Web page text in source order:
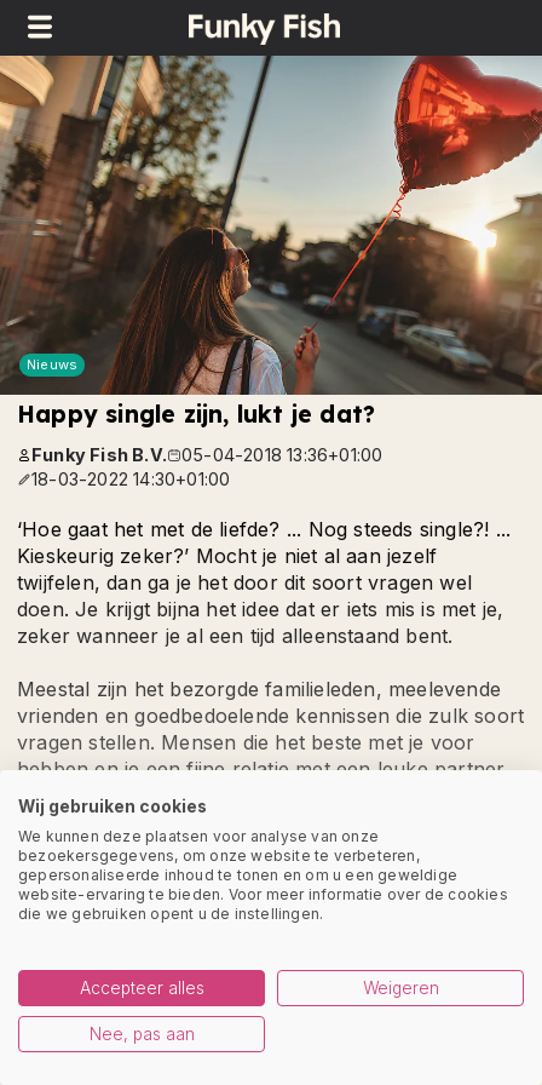
Nieuws
Happy single zijn, lukt je dat?
Funky Fish B.V.
05-04-2018 13:36+01:00
18-03-2022 14:30+01:00
‘Hoe gaat het met de liefde? ... Nog steeds single?! ...
Kieskeurig zeker?’ Mocht je niet al aan jezelf
twijfelen, dan ga je het door dit soort vragen wel
doen. Je krijgt bijna het idee dat er iets mis is met je,
zeker wanneer je al een tijd alleenstaand bent.
Meestal zijn het bezorgde familieleden, meelevende
vrienden en goedbedoelende kennissen die zulk soort
vragen stellen. Mensen die het beste met je voor
hebben en je een fijne relatie met een leuke partner
gunnen. Zij beseffen niet dat ze zout in de wond
strooien met hun vragen, dat ze de moedeloosheid
die je als single kunt ervaren hiermee versterken.
Hoe ouder je bent, hoe pijnlijker je vragen over je
single-zijn kunt ervaren, zeker wanneer je ook een
kinderwens hebt.
Overal happy singles en verliefde koppels
Sociale media maken het er niet beter op. Op
Facebook of Instagram zie je foto’s en filmpjes van
Wij gebruiken cookies
We kunnen deze plaatsen voor analyse van onze
bezoekersgegevens, om onze website te verbeteren,
gepersonaliseerde inhoud te tonen en om u een geweldige
website-ervaring te bieden. Voor meer informatie over de cookies
die we gebruiken opent u de instellingen.
Accepteer alles Weigeren
Nee, pas aan